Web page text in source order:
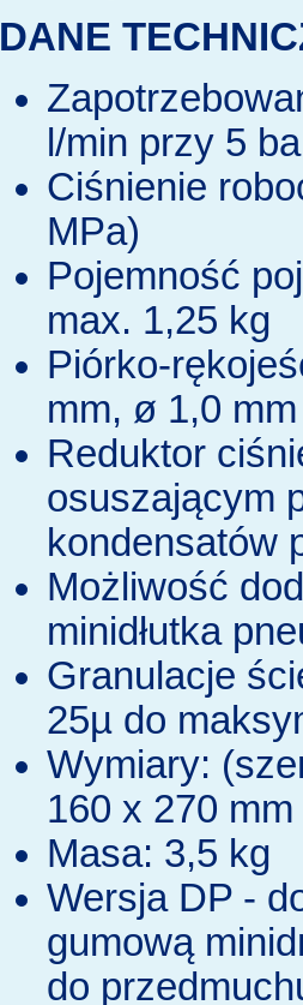
DANE
l/min przy 5
Ciśnienie
MPa)
Pojemność
max. 1,25 kg
Piórko-
mm, ø 1,0
Reduktor
osuszającym
kondensatów
Możliwość
minidłutka
Granulacje
25µ do
Wymiary:
160 x 270 mm
Masa: 3,5 kg
Wersja DP -
gumową
do